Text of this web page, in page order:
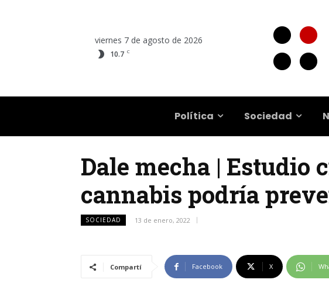
viernes 7 de agosto de 2026
10.7 C
Política Sociedad
Dale mecha | Estudio
cannabis podría
SOCIEDAD 13 de enero, 2022
Compartí Facebook X